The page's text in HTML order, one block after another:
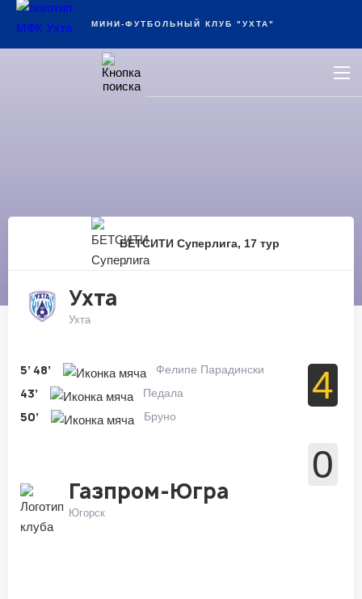
Ухта МИНИ-ФУТБОЛЬНЫЙ КЛУБ "УХТА"
БЕТСИТИ Суперлига, 17 тур
Ухта
Ухта
5’ 48’ Фелипе Парадински
43’ Педала
50’ Бруно
4
0
Газпром-Югра
Югорск